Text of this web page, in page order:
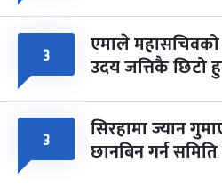
३ एमाले महासचिवको
उदय जत्तिकै छिटो
३ सिरहामा ज्यान
छानबिन गर्न